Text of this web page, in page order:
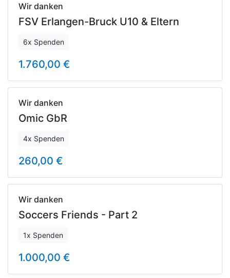
Wir danken
FSV Erlangen-Bruck U10 & Eltern
6x Spenden
1.760,00 €
Wir danken
Omic GbR
4x Spenden
260,00 €
Wir danken
Soccers Friends - Part 2
1x Spenden
1.000,00 €